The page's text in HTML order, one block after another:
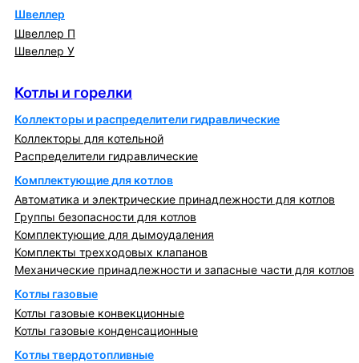
Швеллер
Швеллер П
Швеллер У
Котлы и горелки
Коллекторы и распределители гидравлические
Коллекторы для котельной
Распределители гидравлические
Комплектующие для котлов
Автоматика и электрические принадлежности для котлов
Группы безопасности для котлов
Комплектующие для дымоудаления
Комплекты трехходовых клапанов
Механические принадлежности и запасные части для котлов
Котлы газовые
Котлы газовые конвекционные
Котлы газовые конденсационные
Котлы твердотопливные